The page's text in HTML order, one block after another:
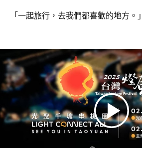
「一起旅行，去我們都喜歡的地方。」